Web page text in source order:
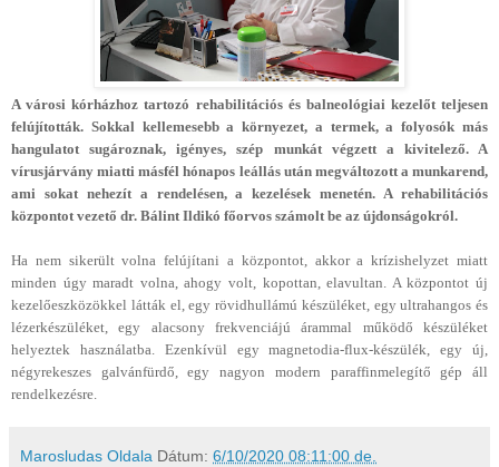
A városi kórházhoz tartozó rehabilitációs és balneológiai kezelőt teljesen
felújították. Sokkal kellemesebb a környezet, a termek, a folyosók más
hangulatot sugároznak, igényes, szép munkát végzett a kivitelező. A
vírusjárvány miatti másfél hónapos leállás után megváltozott a munkarend,
ami sokat nehezít a rendelésen, a kezelések menetén. A rehabilitációs
központot vezető dr. Bálint Ildikó főorvos számolt be az újdonságokról.
Ha nem sikerült volna felújítani a központot, akkor a krízishelyzet miatt
minden úgy maradt volna, ahogy volt, kopottan, elavultan. A központot új
kezelőeszközökkel látták el, egy rövidhullámú készüléket, egy ultrahangos és
lézerkészüléket, egy alacsony frekvenciájú árammal működő készüléket
helyeztek használatba. Ezenkívül egy magnetodia-flux-készülék, egy új,
négyrekeszes galvánfürdő, egy nagyon modern paraffinmelegítő gép áll
rendelkezésre.
Marosludas Oldala Dátum: 6/10/2020 08:11:00 de.